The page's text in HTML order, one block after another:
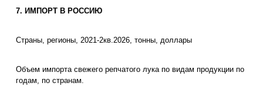
7. ИМПОРТ В РОССИЮ
Страны, регионы, 2021-2кв.2026, тонны, доллары
Объем импорта свежего репчатого лука по видам продукции по
годам, по странам.